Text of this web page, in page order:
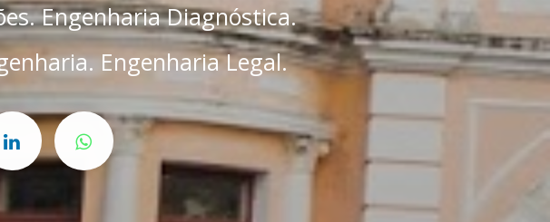
Engenharia Diagnóstica.
Engenharia Legal.